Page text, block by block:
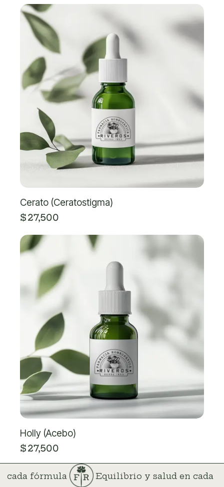
Cerato (Ceratostigma)
$27,500
Holly (Acebo)
$27,500
cada fórmula Equilibrio y salud en cada